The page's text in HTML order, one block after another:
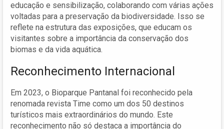
educação e sensibilização, colaborando com várias ações
voltadas para a preservação da biodiversidade. Isso se
reflete na estrutura das exposições, que educam os
visitantes sobre a importância da conservação dos
biomas e da vida aquática.
Reconhecimento Internacional
Em 2023, o Bioparque Pantanal foi reconhecido pela
renomada revista Time como um dos 50 destinos
turísticos mais extraordinários do mundo. Este
reconhecimento não só destaca a importância do